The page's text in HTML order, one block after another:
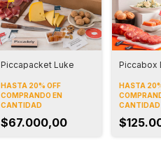
Piccapacket Luke
HASTA 20% OFF
COMPRANDO EN
CANTIDAD
$67.000,00
Piccabox
HASTA
CANTIDAD